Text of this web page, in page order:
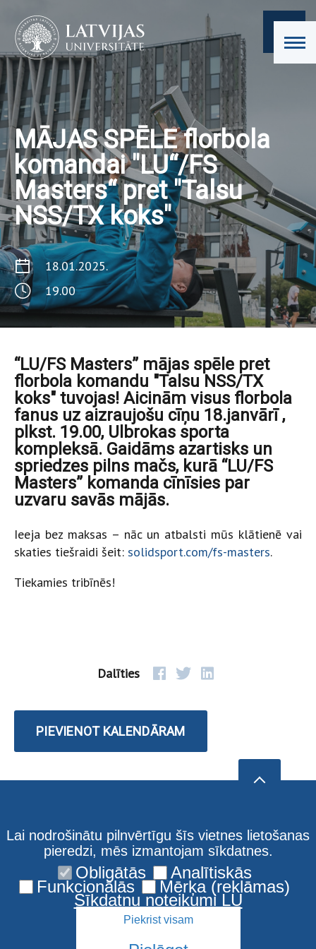
MĀJAS SPĒLE florbola
komandai "LU“/FS
Masters“ pret "Talsu
NSS/TX koks"
18.01.2025.
19.00
“LU/FS Masters” mājas spēle pret
florbola komandu "Talsu NSS/TX
koks" tuvojas! Aicinām visus florbola
fanus uz aizraujošu cīņu 18.janvārī ,
plkst. 19.00, Ulbrokas sporta
kompleksā. Gaidāms azartisks un
spriedzes pilns mačs, kurā “LU/FS
Masters” komanda cīnīsies par
uzvaru savās mājās.
Ieeja bez maksas – nāc un atbalsti mūs klātienē vai
skaties tiešraidi šeit: solidsport.com/fs-masters.
Tiekamies tribīnēs!
Dalīties
PIEVIENOT KALENDĀRAM
Lai nodrošinātu pilnvērtīgu šīs vietnes lietošanas
pieredzi, mēs izmantojam sīkdatnes.
Obligātās Analītiskās
Funkcionālās Mērķa (reklāmas)
Sīkdatņu noteikumi LU
Piekrist visam